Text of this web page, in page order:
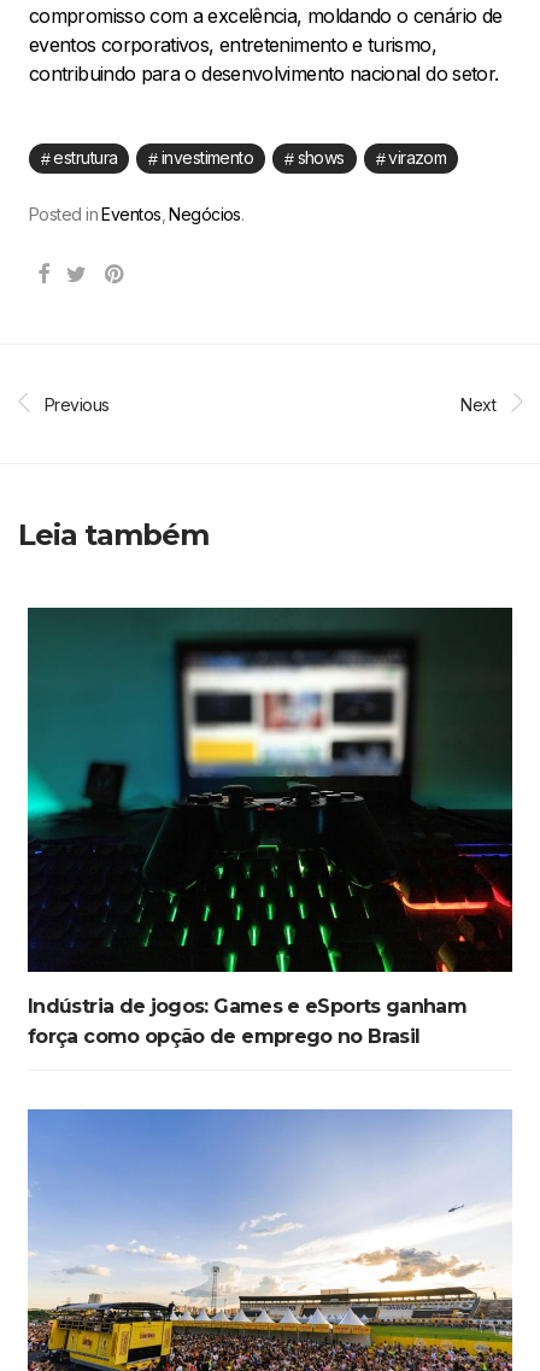
compromisso com a excelência, moldando o cenário de
eventos corporativos, entretenimento e turismo,
contribuindo para o desenvolvimento nacional do setor.
estrutura investimento shows virazom
Posted inEventos Negócios.
Previous Next
Leia também
Indústria de jogos: Games e eSports ganham
força como opção de emprego no Brasil